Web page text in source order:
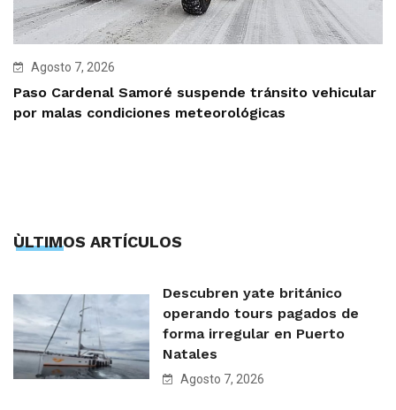
Agosto 7, 2026
Paso Cardenal Samoré suspende tránsito vehicular
por malas condiciones meteorológicas
ÙLTIMOS ARTÍCULOS
Descubren yate británico
operando tours pagados de
forma irregular en Puerto
Natales
Agosto 7, 2026